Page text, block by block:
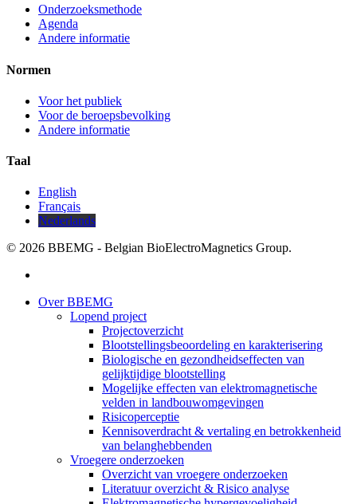
Onderzoeksmethode
Agenda
Andere informatie
Normen
Voor het publiek
Voor de beroepsbevolking
Andere informatie
Taal
English
Français
Nederlands
© 2026 BBEMG - Belgian BioElectroMagnetics Group.
Close
Over BBEMG
Lopend project
Projectoverzicht
Blootstellingsbeoordeling en karakterisering
Biologische en gezondheidseffecten van
gelijktijdige blootstelling
Mogelijke effecten van elektromagnetische
velden in landbouwomgevingen
Risicoperceptie
Kennisoverdracht & vertaling en betrokkenheid
van belanghebbenden
Vroegere onderzoeken
Overzicht van vroegere onderzoeken
Literatuur overzicht & Risico analyse